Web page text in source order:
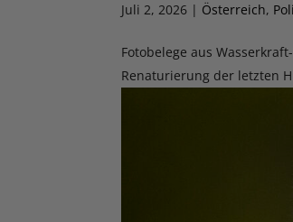
Juli 2, 2026 | Österreich,
Fotobelege aus
Renaturierung der letzten